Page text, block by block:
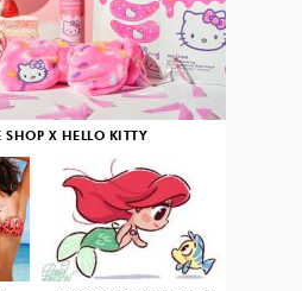
SHOP X HELLO KITTY
3